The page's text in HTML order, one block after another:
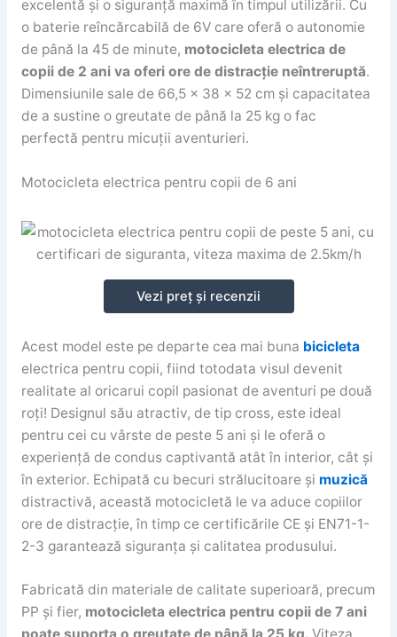
excelentă și o siguranță maximă în timpul utilizării. Cu
o baterie reîncărcabilă de 6V care oferă o autonomie
de până la 45 de minute, motocicleta electrica de
copii de 2 ani va oferi ore de distracție neîntreruptă.
Dimensiunile sale de 66,5 x 38 x 52 cm și capacitatea
de a sustine o greutate de până la 25 kg o fac
perfectă pentru micuții aventurieri.
Motocicleta electrica pentru copii de 6 ani
Vezi preț și recenzii
Acest model este pe departe cea mai buna bicicleta
electrica pentru copii, fiind totodata visul devenit
realitate al oricarui copil pasionat de aventuri pe două
roți! Designul său atractiv, de tip cross, este ideal
pentru cei cu vârste de peste 5 ani și le oferă o
experiență de condus captivantă atât în interior, cât și
în exterior. Echipată cu becuri strălucitoare și muzică
distractivă, această motocicletă le va aduce copiilor
ore de distracție, în timp ce certificările CE și EN71-1-
2-3 garantează siguranța și calitatea produsului.
Fabricată din materiale de calitate superioară, precum
PP și fier, motocicleta electrica pentru copii de 7 ani